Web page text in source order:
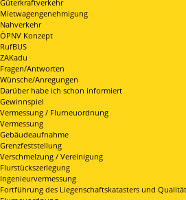
Güterkraftverkehr
Mietwagengenehmigung
Nahverkehr
ÖPNV Konzept
RufBUS
ZAKadu
Fragen/Antworten
Wünsche/Anregungen
Darüber habe ich schon informiert
Gewinnspiel
Vermessung / Flurneuordnung
Vermessung
Gebäudeaufnahme
Grenzfeststellung
Verschmelzung / Vereinigung
Flurstückszerlegung
Ingenieurvermessung
Fortführung des Liegenschaftskatasters und